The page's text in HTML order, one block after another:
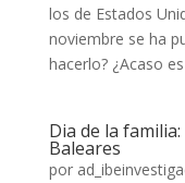
los de Estados
noviembre se ha
hacerlo? ¿Acaso
Dia de la
Baleares
por